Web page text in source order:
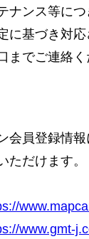
ンス等につ
基づき対応
でご連絡
員登録情報
だけます。
www.gmt-